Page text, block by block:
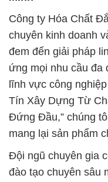
Công ty Hóa Chất
chuyên kinh doanh
đem đến giải pháp
ứng mọi nhu cầu đa
lĩnh vực công
Tín Xây Dựng Từ
Đứng Đầu,” chúng
mang lại sản phẩm
Đội ngũ chuyên gia
đào tạo chuyên sâu